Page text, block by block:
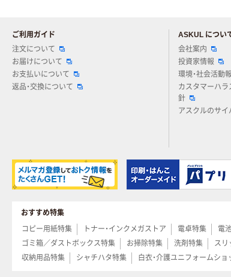
ご利用ガイド
注文について
お届けについて
お支払いについて
返品・交換について
ASKUL につい
会社案内
投資家情報
環境・社会活動
カスタマーハ
針
アスクルのサイ
おすすめ特集
コピー用紙特集
トナー・インクメガストア 電卓特集 電
ゴミ箱／ダストボックス特集
お掃除特集 洗剤特集 スリ
収納用品特集
シャチハタ特集 白衣・介護ユニフォームショ